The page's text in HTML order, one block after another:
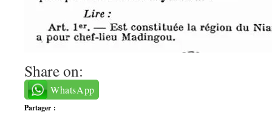
Share on:
WhatsApp
Partager :